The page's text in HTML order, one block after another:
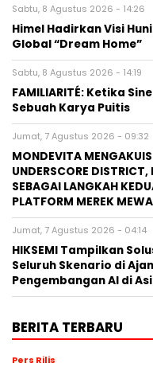
Sabtu, 8 Agustus 2026 - 14:26
Himel Hadirkan Visi
Global “Dream Home”
Sabtu, 8 Agustus 2026 - 14:19
FAMILIARITÉ: Ketika
Sebuah Karya Puitis
Jumat, 7 Agustus 2026 - 09:32
MONDEVITA
UNDERSCORE
SEBAGAI LANGKAH
PLATFORM MEREK
Jumat, 7 Agustus 2026 - 04:14
HIKSEMI Tampilkan
Seluruh Skenario di
Pengembangan AI di
BERITA TERBARU
Pers Rilis